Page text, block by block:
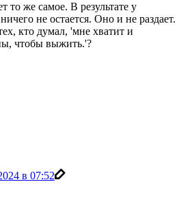
то же самое. В результате у
не остается. Оно и не раздает.
кто думал, 'мне хватит и
чтобы выжить.'?
в 07:52